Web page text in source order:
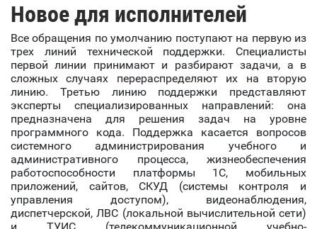
Новое для исполнителей
Все обращения по умолчанию поступают на первую из
трех линий технической поддержки. Специалисты
первой линии принимают и разбирают задачи, а в
сложных случаях перераспределяют их на вторую
линию. Третью линию поддержки представляют
эксперты специализированных направлений: она
предназначена для решения задач на уровне
программного кода. Поддержка касается вопросов
системного администрирования учебного и
административного процесса, жизнеобеспечения
работоспособности платформы 1С, мобильных
приложений, сайтов, СКУД (системы контроля и
управления доступом), видеонаблюдения,
диспетчерской, ЛВС (локальной вычислительной сети)